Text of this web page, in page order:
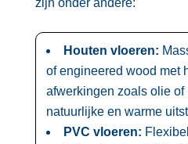
Houten vloeren:
of engineered wood met
afwerkingen zoals olie of
natuurlijke en warme
PVC vloeren: